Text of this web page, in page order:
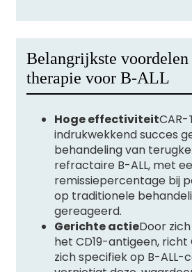
Belangrijkste
therapie voor B-ALL
Hoge effectiviteit
indrukwekkend succes
behandeling van
refractaire B-ALL, met
remissiepercentage bij
op traditionele
gereageerd.
Gerichte actieDoor
het CD19-antigeen,
zich specifiek op B-ALL-